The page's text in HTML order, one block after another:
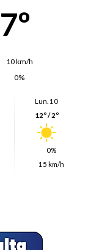
7º
10 km/h
0%
Lun. 10
12º / 2º
0%
15 km/h